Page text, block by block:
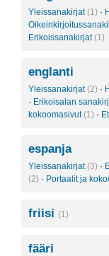
Yleissanakirjat (1) ·
Erikoissanakirjat (1)
englanti
Yleissanakirjat (2) ·
· Erikoisalan
kokoomasivut (1) ·
espanja
Yleissanakirjat (3) ·
(2) · Portaalit ja
friisi (1)
fääri